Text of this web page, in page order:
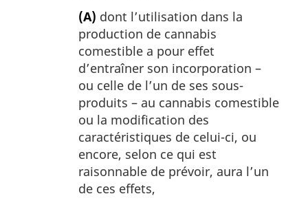
(A) dont l’utilisation dans la
production de cannabis
comestible a pour effet
d’entraîner son incorporation –
ou celle de l’un de ses sous-
produits – au cannabis comestible
ou la modification des
caractéristiques de celui-ci, ou
encore, selon ce qui est
raisonnable de prévoir, aura l’un
de ces effets,